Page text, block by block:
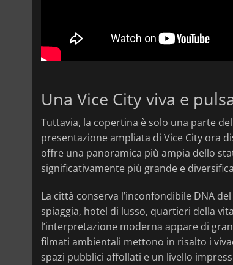
Una Vice City viva e
Tuttavia, la copertina è solo una parte
presentazione ampliata di Vice City ora
offre una panoramica più ampia dello
significativamente più grande e
La città conserva l’inconfondibile DNA
spiaggia, hotel di lusso, quartieri della
l’interpretazione moderna appare di
filmati ambientali mettono in risalto i
spazi pubblici affollati e un livello